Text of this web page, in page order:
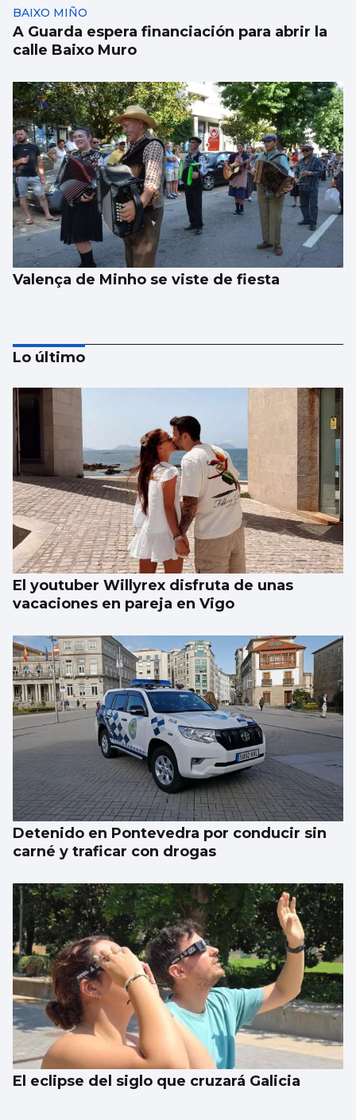
BAIXO MIÑO
A Guarda espera financiación para abrir la
calle Baixo Muro
Valença de Minho se viste de fiesta
BAIXO MIÑO
Las autocaravanas saturan A Guarda
Lo último
El youtuber Willyrex disfruta de unas
vacaciones en pareja en Vigo
Detenido en Pontevedra por conducir sin
carné y traficar con drogas
El eclipse del siglo que cruzará Galicia